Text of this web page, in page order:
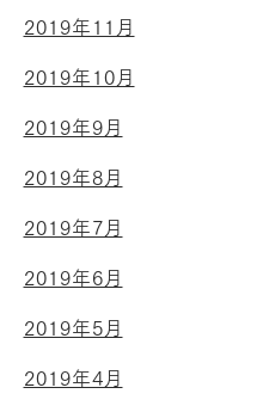
2019年11月
2019年10月
2019年9月
2019年8月
2019年7月
2019年6月
2019年5月
2019年4月